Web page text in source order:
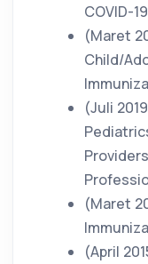
COVID-
(Maret
Child/
(Juli
(Maret
(April